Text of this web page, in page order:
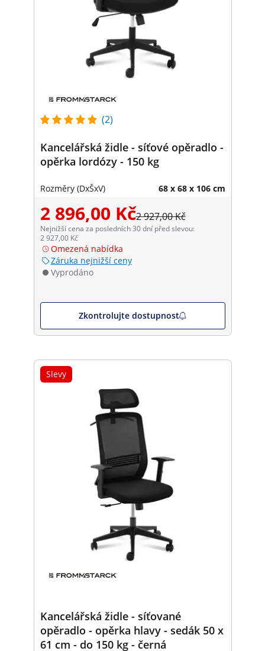
(2)
Kancelářská židle - síťové opěradlo -
opěrka lordózy - 150 kg
Rozměry (DxŠxV) 68 x 68 x 106 cm
2 896,00 Kč2 927,00 Kč
Nejnižší cena za posledních 30 dní před slevou:
2 927,00 Kč
Omezená nabídka
Záruka nejnižší ceny
Vyprodáno
Zkontrolujte dostupnost
Slevy
Kancelářská židle - síťované
opěradlo - opěrka hlavy - sedák 50 x
61 cm - do 150 kg - černá